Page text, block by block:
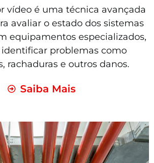
vídeo é uma técnica avançada
avaliar o estado dos sistemas
equipamentos especializados,
problemas como
rachaduras e outros danos.
Saiba Mais